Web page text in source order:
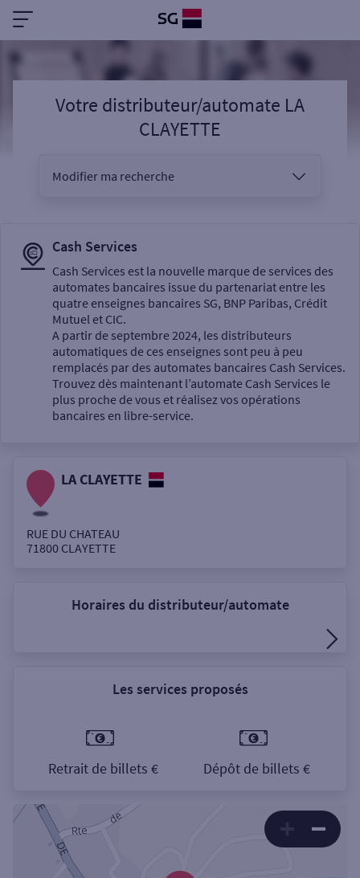
Votre distributeur/automate LA
CLAYETTE
Modifier ma recherche
Sélectionnez votre recherche
Un service
Autour de moi
Cash Services
Cash Services est la nouvelle marque de services des
automates bancaires issue du partenariat entre les
quatre enseignes bancaires SG, BNP Paribas, Crédit
Mutuel et CIC.
A partir de septembre 2024, les distributeurs
automatiques de ces enseignes sont peu à peu
remplacés par des automates bancaires Cash Services.
Trouvez dès maintenant l’automate Cash Services le
plus proche de vous et réalisez vos opérations
bancaires en libre-service.
LA CLAYETTE
RUE DU CHATEAU
71800 CLAYETTE
Horaires du distributeur/automate
Les services proposés
Retrait de billets € Dépôt de billets €